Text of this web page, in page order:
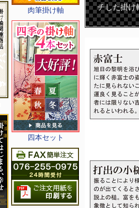
肉筆掛け軸
四本セット
チした掛け